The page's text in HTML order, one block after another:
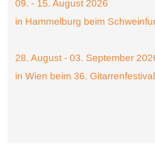
09. - 15. August 2026
in Hammelburg beim
28. August - 03. September
in Wien beim 36. Gitarrenfestival